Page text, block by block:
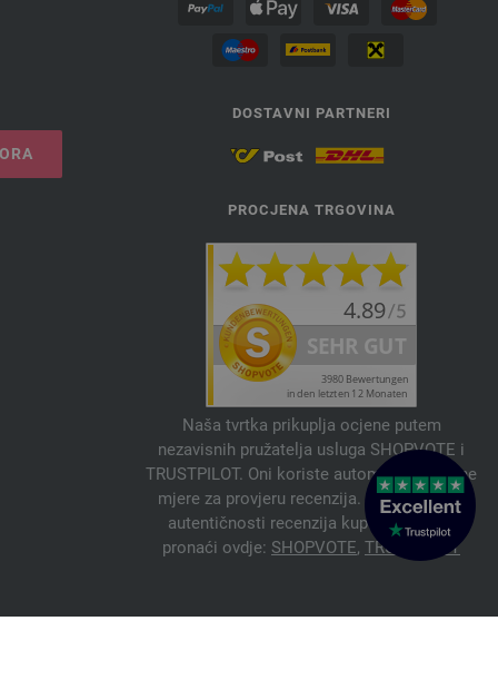
DOSTAVNI PARTNERI
PROCJENA TRGOVINA
Naša tvrtka prikuplja ocjene putem
nezavisnih pružatelja usluga SHOPVOTE i
TRUSTPILOT. Oni koriste automatske i ručne
mjere za provjeru recenzija. Informacije o
autentičnosti recenzija kupaca možete
pronaći ovdje: SHOPVOTE, TRUSTPILOT